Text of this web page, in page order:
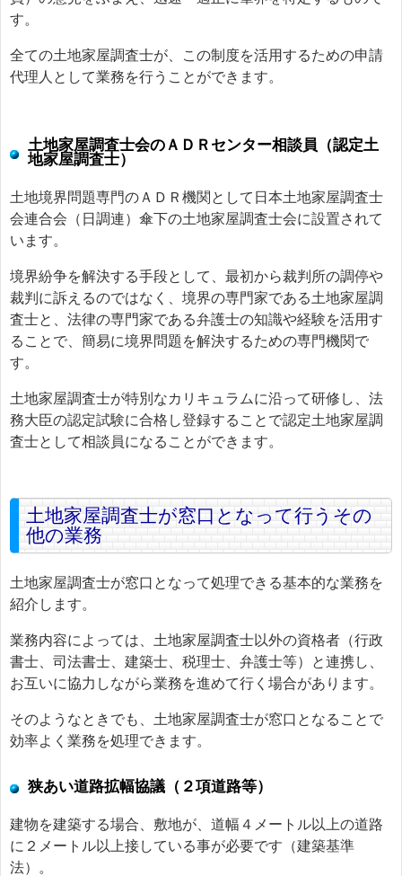
す。
全ての土地家屋調査士が、この制度を活用するための申請
代理人として業務を行うことができます。
土地家屋調査士会のＡＤＲセンター相談員（認定土
地家屋調査士）
土地境界問題専門のＡＤＲ機関として日本土地家屋調査士
会連合会（日調連）傘下の土地家屋調査士会に設置されて
います。
境界紛争を解決する手段として、最初から裁判所の調停や
裁判に訴えるのではなく、境界の専門家である土地家屋調
査士と、法律の専門家である弁護士の知識や経験を活用す
ることで、簡易に境界問題を解決するための専門機関で
す。
土地家屋調査士が特別なカリキュラムに沿って研修し、法
務大臣の認定試験に合格し登録することで認定土地家屋調
査士として相談員になることができます。
土地家屋調査士が窓口となって行うその
他の業務
土地家屋調査士が窓口となって処理できる基本的な業務を
紹介します。
業務内容によっては、土地家屋調査士以外の資格者（行政
書士、司法書士、建築士、税理士、弁護士等）と連携し、
お互いに協力しながら業務を進めて行く場合があります。
そのようなときでも、土地家屋調査士が窓口となることで
効率よく業務を処理できます。
狭あい道路拡幅協議（２項道路等）
建物を建築する場合、敷地が、道幅４メートル以上の道路
に２メートル以上接している事が必要です（建築基準
法）。